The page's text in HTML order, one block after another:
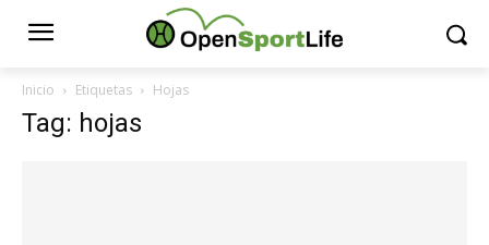
Inicio Etiquetas Hojas
Tag: hojas